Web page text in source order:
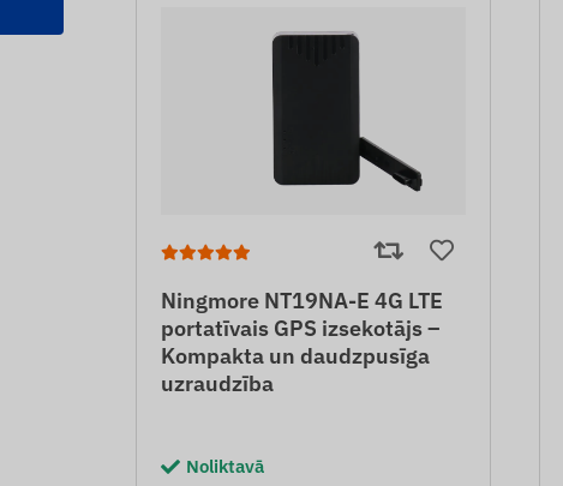
Ningmore NT19NA-E 4G LTE
portatīvais GPS izsekotājs –
Kompakta un daudzpusīga
uzraudzība
Noliktavā